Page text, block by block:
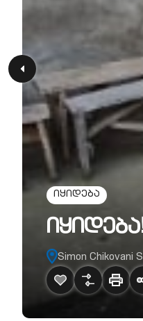
იყიდება
Simon Chikovani